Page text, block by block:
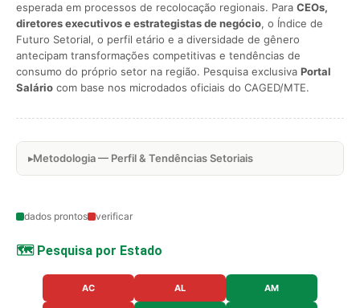
esperada em processos de recolocação regionais. Para CEOs,
diretores executivos e estrategistas de negócio, o Índice de
Futuro Setorial, o perfil etário e a diversidade de gênero
antecipam transformações competitivas e tendências de
consumo do próprio setor na região. Pesquisa exclusiva Portal
Salário com base nos microdados oficiais do CAGED/MTE.
Metodologia — Perfil & Tendências Setoriais
dados prontos verificar
🗺️ Pesquisa por Estado
AC AL AM